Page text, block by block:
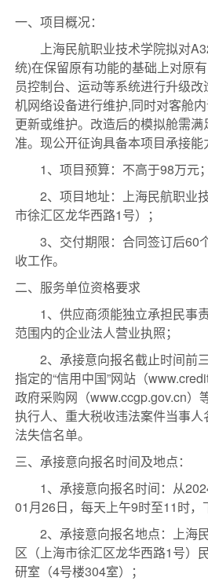
一、 项目概况：
上海民航职业技术学院拟对
统)在保留原有功能的基础上对原
员控制台、运动等系统进行升级改
机网络设备进行维护,同时对客舱
更新或维护。改造后的模拟舱需
准。 现公开征询具备本项目承接能
1、项目预算：不高于98万元；
2、项目地址：上海民航职业
市徐汇区龙华西路1号）；
3、交付期限：合同签订后60
收工作。
二、服务单位资格要求
1、供应商须能独立承担民事
范围内的企业法人营业执照；
2、承接意向报名截止时间前
指定的“信用中国”网站（
政府采购网（www.ccgp.gov.cn）
执行人、重大税收违法案件当事
法失信名单。
三、承接意向报名时间及地点：
1、承接意向报名时间：从
01月26日，每天上午9时至11时，
2、承接意向报名地点：上海
区（上海市徐汇区龙华西路1号）
研室（4号楼304室）；